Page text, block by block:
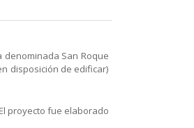
San Roque
disposición de edificar)
proyecto fue elaborado